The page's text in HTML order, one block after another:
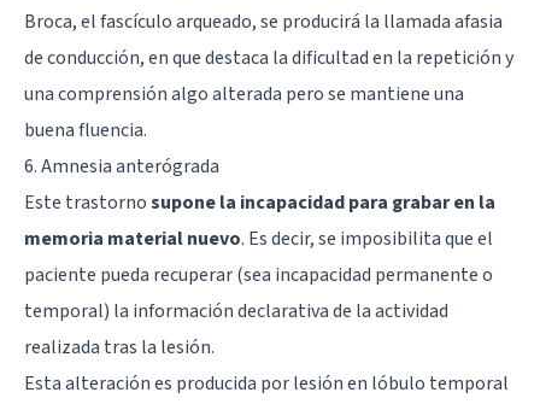
Broca, el fascículo arqueado, se producirá la llamada afasia
de conducción, en que destaca la dificultad en la repetición y
una comprensión algo alterada pero se mantiene una
buena fluencia.
6. Amnesia anterógrada
Este trastornosupone la incapacidad para grabar en la
memoria material nuevo. Es decir, se imposibilita que el
paciente pueda recuperar (sea incapacidad permanente o
temporal) la información declarativa de la actividad
realizada tras la lesión.
Esta alteración es producida por lesión en lóbulo temporal